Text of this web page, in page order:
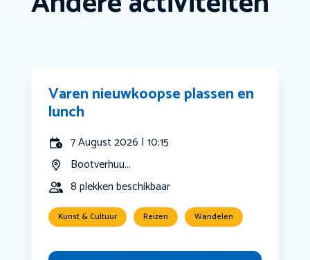
Varen nieuwkoopse plassen en
lunch
7 August 2026 | 10:15
Bootverhuu...
8 plekken beschikbaar
Kunst & Cultuur Reizen Wandelen